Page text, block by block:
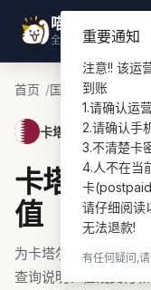
喵喵游全球
全球话费充值专家
首页 国家 卡塔尔话费
卡塔尔 ·
卡塔尔
值
为卡塔尔Vodafone
查询说明、在线支付
重要通知
注意!! 该运
到账
1.请确认运
2.请确认手
3.不清楚卡
4.人不在当
卡
请仔细阅读
无法退款!
有任何疑问,